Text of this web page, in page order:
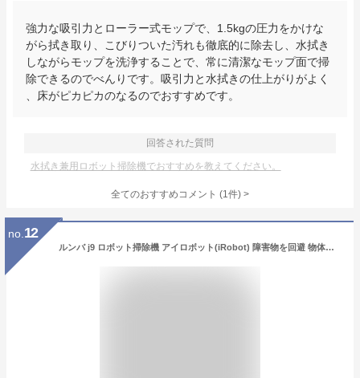
強力な吸引力とローラー式モップで、1.5kgの圧力をかけな
がら拭き取り、こびりついた汚れも徹底的に除去し、水拭き
しながらモップを洗浄することで、常に清潔なモップ面で掃
除できるのでべんりです。吸引力と水拭きの仕上がりがよく
、床がピカピカのなるのでおすすめです。
回答された質問
水拭き兼用ロボット掃除機でおすすめを教えてください。
全てのおすすめコメント (1件) >
no. 12
ルンバ j9 ロボット掃除機 アイロボット(iRobot) 障害物を回避 物体認識 wifi対応 マッピング 自動充電・運転再開 吸引力 Alexa対応 カーペット 畳 j915860 【自動充電・運転再開】